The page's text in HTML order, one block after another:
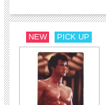
NEW PICK UP